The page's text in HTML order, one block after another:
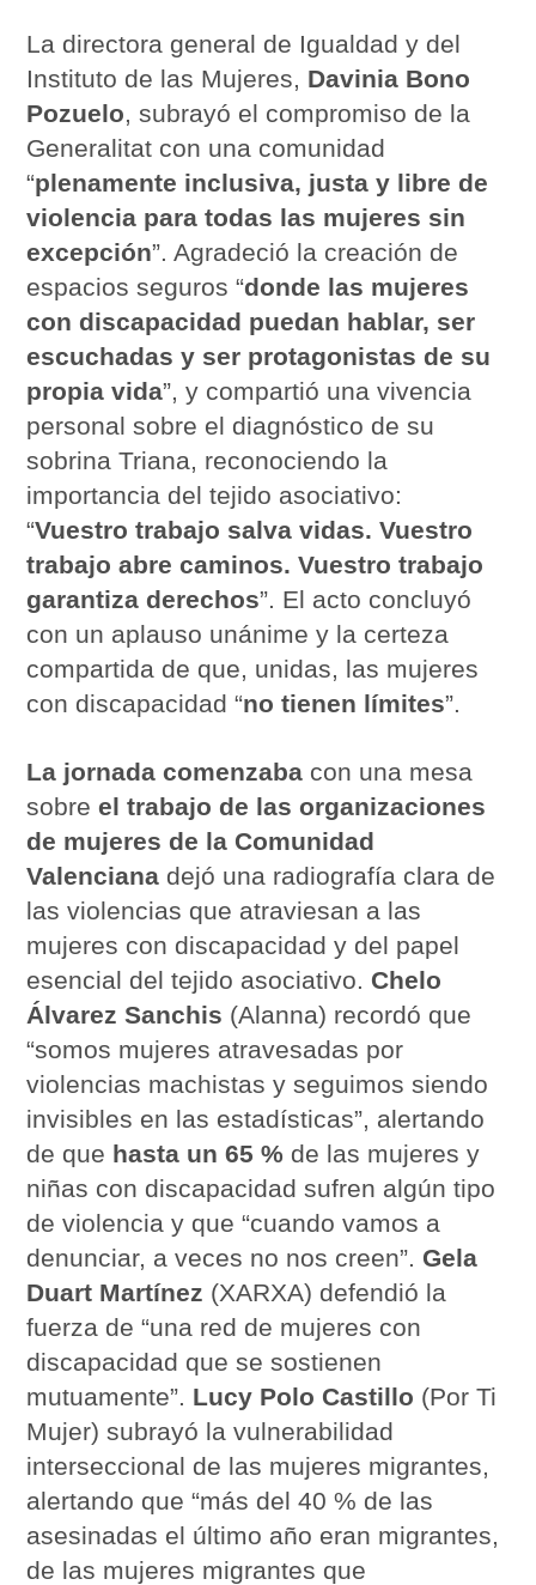
La directora general de Igualdad y del
Instituto de las Mujeres, Davinia Bono
Pozuelo, subrayó el compromiso de la
Generalitat con una comunidad
“plenamente inclusiva, justa y libre de
violencia para todas las mujeres sin
excepción”. Agradeció la creación de
espacios seguros “donde las mujeres
con discapacidad puedan hablar, ser
escuchadas y ser protagonistas de su
propia vida”, y compartió una vivencia
personal sobre el diagnóstico de su
sobrina Triana, reconociendo la
importancia del tejido asociativo:
“Vuestro trabajo salva vidas. Vuestro
trabajo abre caminos. Vuestro trabajo
garantiza derechos”. El acto concluyó
con un aplauso unánime y la certeza
compartida de que, unidas, las mujeres
con discapacidad “no tienen límites”.
La jornada comenzaba con una mesa
sobreel trabajo de las organizaciones
de mujeres de la Comunidad
Valenciana dejó una radiografía clara de
las violencias que atraviesan a las
mujeres con discapacidad y del papel
esencial del tejido asociativo. Chelo
Álvarez Sanchis (Alanna) recordó que
“somos mujeres atravesadas por
violencias machistas y seguimos siendo
invisibles en las estadísticas”, alertando
de que hasta un 65 % de las mujeres y
niñas con discapacidad sufren algún tipo
de violencia y que “cuando vamos a
denunciar, a veces no nos creen”. Gela
Duart Martínez (XARXA) defendió la
fuerza de “una red de mujeres con
discapacidad que se sostienen
mutuamente”. Lucy Polo Castillo (Por Ti
Mujer) subrayó la vulnerabilidad
interseccional de las mujeres migrantes,
alertando que “más del 40 % de las
asesinadas el último año eran migrantes,
de las mujeres migrantes que